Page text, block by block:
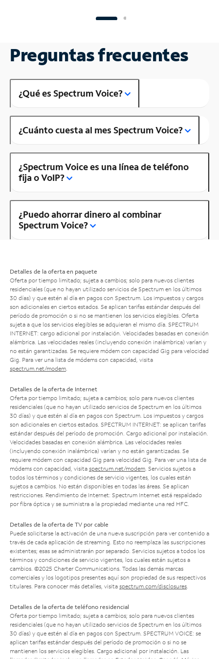
Preguntas frecuentes
¿Qué es Spectrum Voice?
¿Cuánto cuesta al mes Spectrum Voice?
¿Spectrum Voice es una línea de teléfono
fija o VoIP?
¿Puedo ahorrar dinero al combinar
Spectrum Voice?
Detalles de la oferta en paquete
Oferta por tiempo limitado; sujeta a cambios; solo para nuevos clientes
residenciales (que no hayan utilizado servicios de Spectrum en los últimos
30 días) y que estén al día en pagos con Spectrum. Los impuestos y cargos
son adicionales en ciertos estados. Se aplican tarifas estándar después del
período de promoción o si no se mantienen los servicios elegibles. Oferta
sujeta a que los servicios elegibles se adquieran el mismo día. SPECTRUM
INTERNET: cargo adicional por instalación. Velocidades basadas en conexión
alámbrica. Las velocidades reales (incluyendo conexión inalámbrica) varían y
no están garantizadas. Se requiere módem con capacidad Gig para velocidad
Gig. Para ver una lista de módems con capacidad, visita
spectrum.net/modem
Detalles de la oferta de Internet
Oferta por tiempo limitado; sujeta a cambios; solo para nuevos clientes
residenciales (que no hayan utilizado servicios de Spectrum en los últimos
30 días) y que estén al día en pagos con Spectrum. Los impuestos y cargos
son adicionales en ciertos estados. SPECTRUM INTERNET: se aplican tarifas
estándar después del período de promoción. Cargo adicional por instalación.
Velocidades basadas en conexión alámbrica. Las velocidades reales
(incluyendo conexión inalámbrica) varían y no están garantizadas. Se
requiere módem con capacidad Gig para velocidad Gig. Para ver una lista de
módems con capacidad, visita spectrum.net/modem . Servicios sujetos a
todos los términos y condiciones de servicio vigentes, los cuales están
sujetos a cambios. No están disponibles en todas las áreas. Se aplican
restricciones. Rendimiento de Internet: Spectrum Internet está respaldado
por fibra óptica y se suministra a la propiedad mediante una red HFC.
Detalles de la oferta de TV por cable
Puede solicitarse la activación de una nueva suscripción para ver contenido a
través de cada aplicación de streaming. Esto no reemplaza las suscripciones
existentes; esas se administrarán por separado. Servicios sujetos a todos los
términos y condiciones de servicio vigentes, los cuales están sujetos a
cambios. ©2025 Charter Communications. Todas las demás marcas
comerciales y los logotipos presentes aquí son propiedad de sus respectivos
titulares. Para conocer más detalles, visita spectrum.com/disclosures
Detalles de la oferta de teléfono residencial
Oferta por tiempo limitado; sujeta a cambios; solo para nuevos clientes
residenciales (que no hayan utilizado servicios de Spectrum en los últimos
30 días) y que estén al día en pagos con Spectrum. SPECTRUM VOICE: se
aplican tarifas estándar después del período de promoción o si no se
mantienen los servicios elegibles. Cargo adicional por instalación. Las